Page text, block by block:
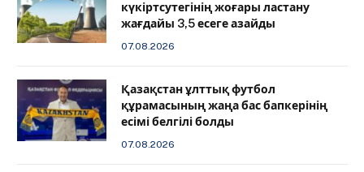
күкіртсутегінің жоғары ластану
жағдайы 3,5 есеге азайды
07.08.2026
Қазақстан ұлттық футбол
құрамасының жаңа бас бапкерінің
есімі белгілі болды
07.08.2026